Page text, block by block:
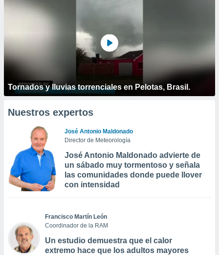
Tornados y lluvias torrenciales en Pelotas, Brasil.
Nuestros expertos
José Antonio Maldonado
Director de Meteorología
José Antonio Maldonado advierte de
un sábado muy tormentoso y señala
las comunidades donde puede llover
con intensidad
Francisco Martín León
Coordinador de la RAM
Un estudio demuestra que el calor
extremo hace que los adultos mayores